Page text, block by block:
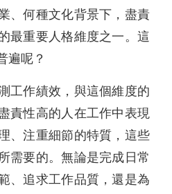
、何種文化背景下，盡責
最重要人格維度之一。這
遍呢？
工作績效，與這個維度的
責性高的人在工作中表現
、注重細節的特質，這些
需要的。無論是完成日常
、追求工作品質，還是為